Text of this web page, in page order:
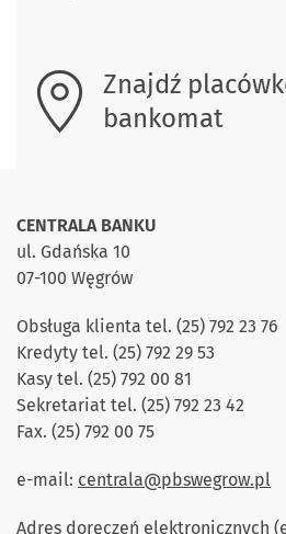
Znajdź
bankomat
CENTRALA BANKU
ul. Gdańska 10
07-100 Węgrów
Obsługa klienta tel. (25) 792 23 76
Kredyty tel. (25) 792 29 53
Kasy tel. (25) 792 00 81
Sekretariat tel. (25) 792 23 42
Fax. (25) 792 00 75
e-mail: centrala@pbswegrow.pl
Adres doręczeń elektronicznych